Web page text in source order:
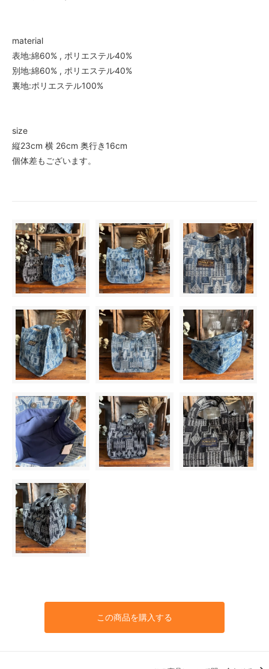
material
表地:綿60% , ポリエステル40%
別地:綿60% , ポリエステル40%
裏地:ポリエステル100%
size
縦23cm 横 26cm 奥行き16cm
個体差もございます。
この商品を購入する